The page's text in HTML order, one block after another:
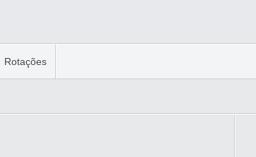
Rotações